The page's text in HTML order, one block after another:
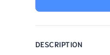
DESCRIPTION